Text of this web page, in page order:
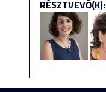
RÉSZTVEVŐ(K):